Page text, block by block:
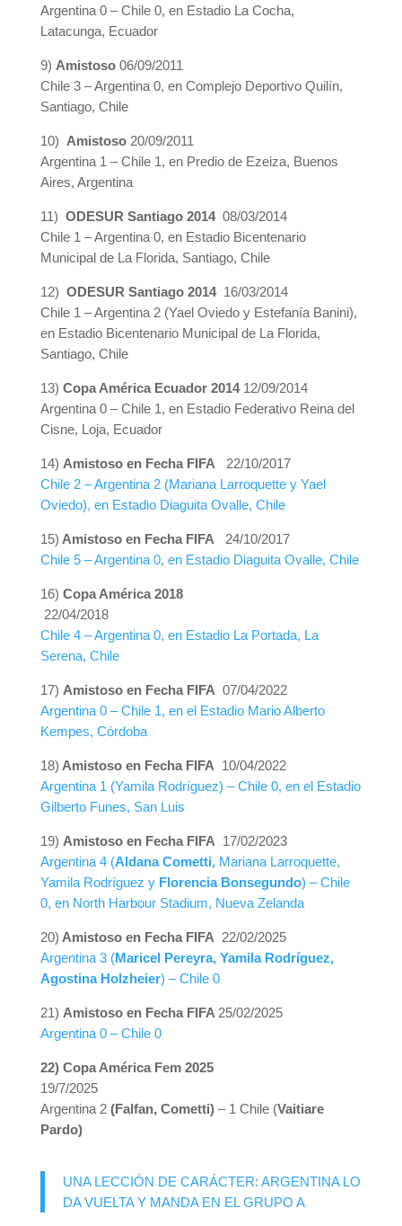
Argentina 0 – Chile 0, en Estadio La Cocha,
Latacunga, Ecuador
9) Amistoso 06/09/2011
Chile 3 – Argentina 0, en Complejo Deportivo Quilín,
Santiago, Chile
10) Amistoso 20/09/2011
Argentina 1 – Chile 1, en Predio de Ezeiza, Buenos
Aires, Argentina
11) ODESUR Santiago 2014 08/03/2014
Chile 1 – Argentina 0, en Estadio Bicentenario
Municipal de La Florida, Santiago, Chile
12) ODESUR Santiago 2014 16/03/2014
Chile 1 – Argentina 2 (Yael Oviedo y Estefanía Banini),
en Estadio Bicentenario Municipal de La Florida,
Santiago, Chile
13) Copa América Ecuador 2014 12/09/2014
Argentina 0 – Chile 1, en Estadio Federativo Reina del
Cisne, Loja, Ecuador
14) Amistoso en Fecha FIFA
22/10/2017
Chile 2 – Argentina 2 (Mariana Larroquette y Yael
Oviedo), en Estadio Diaguita Ovalle, Chile
15) Amistoso en Fecha FIFA
24/10/2017
Chile 5 – Argentina 0, en Estadio Diaguita Ovalle, Chile
16) Copa América 2018
22/04/2018
Chile 4 – Argentina 0, en Estadio La Portada, La
Serena, Chile
17) Amistoso en Fecha FIFA 07/04/2022
Argentina 0 – Chile 1, en el Estadio Mario Alberto
Kempes, Córdoba
18) Amistoso en Fecha FIFA 10/04/2022
Argentina 1 (Yamila Rodríguez) – Chile 0, en el Estadio
Gilberto Funes, San Luis
19) Amistoso en Fecha FIFA 17/02/2023
Argentina 4 (Aldana Cometti,Mariana Larroquette,
Yamila Rodríguez yFlorencia Bonsegundo) – Chile
0, en North Harbour Stadium, Nueva Zelanda
20) Amistoso en Fecha FIFA 22/02/2025
Argentina 3 (Maricel Pereyra, Yamila Rodríguez,
Agostina Holzheier) – Chile 0
21) Amistoso en Fecha FIFA 25/02/2025
Argentina 0 – Chile 0
22) Copa América Fem 2025
19/7/2025
Argentina 2 (Falfan, Cometti)– 1 Chile (Vaitiare
Pardo)
UNA LECCIÓN DE CARÁCTER: ARGENTINA LO
DA VUELTA Y MANDA EN EL GRUPO A